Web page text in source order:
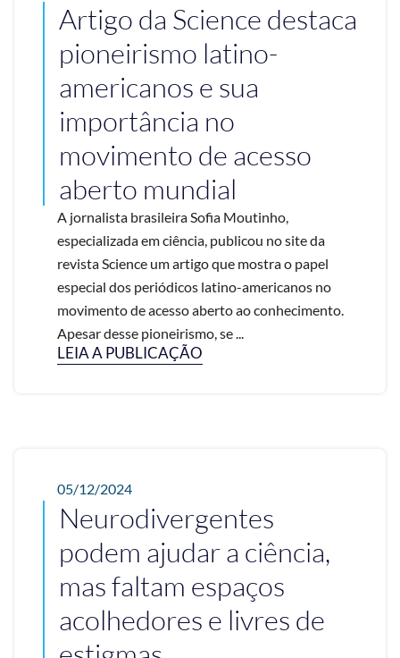
Artigo da Science destaca
pioneirismo latino-
americanos e sua
importância no
movimento de acesso
aberto mundial
A jornalista brasileira Sofia Moutinho,
especializada em ciência, publicou no site da
revista Science um artigo que mostra o papel
especial dos periódicos latino-americanos no
movimento de acesso aberto ao conhecimento.
Apesar desse pioneirismo, se ...
LEIA A PUBLICAÇÃO
05/12/2024
Neurodivergentes
podem ajudar a ciência,
mas faltam espaços
acolhedores e livres de